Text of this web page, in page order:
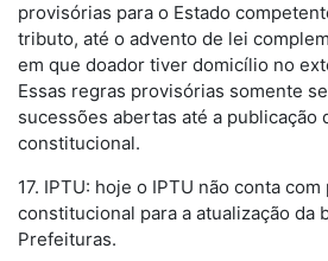
provisórias para o Estado
tributo, até o advento de lei
em que doador tiver domicílio no
Essas regras provisórias somente
sucessões abertas até a publicação
constitucional.
17. IPTU: hoje o IPTU não conta com
constitucional para a atualização da
Prefeituras.